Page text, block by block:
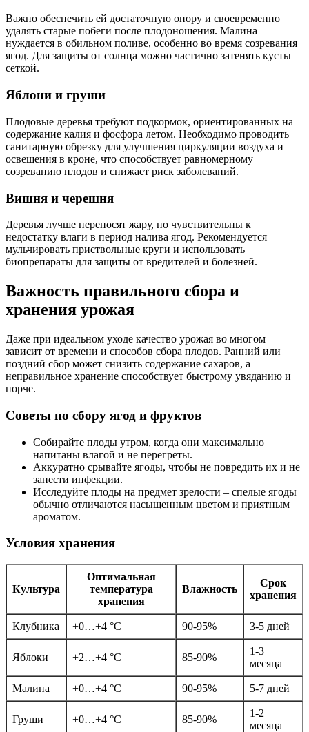
Важно обеспечить ей достаточную опору и своевременно
удалять старые побеги после плодоношения. Малина
нуждается в обильном поливе, особенно во время созревания
ягод. Для защиты от солнца можно частично затенять кусты
сеткой.
Яблони и груши
Плодовые деревья требуют подкормок, ориентированных на
содержание калия и фосфора летом. Необходимо проводить
санитарную обрезку для улучшения циркуляции воздуха и
освещения в кроне, что способствует равномерному
созреванию плодов и снижает риск заболеваний.
Вишня и черешня
Деревья лучше переносят жару, но чувствительны к
недостатку влаги в период налива ягод. Рекомендуется
мульчировать приствольные круги и использовать
биопрепараты для защиты от вредителей и болезней.
Важность правильного сбора и
хранения урожая
Даже при идеальном уходе качество урожая во многом
зависит от времени и способов сбора плодов. Ранний или
поздний сбор может снизить содержание сахаров, а
неправильное хранение способствует быстрому увяданию и
порче.
Советы по сбору ягод и фруктов
Собирайте плоды утром, когда они максимально
напитаны влагой и не перегреты.
Аккуратно срывайте ягоды, чтобы не повредить их и не
занести инфекции.
Исследуйте плоды на предмет зрелости – спелые ягоды
обычно отличаются насыщенным цветом и приятным
ароматом.
Условия хранения
Культура
Оптимальная
температура
хранения
Влажность
Срок
хранения
Клубника +0…+4 °C 90-95% 3-5 дней
Яблоки +2…+4 °C 85-90%
1-3
месяца
Малина +0…+4 °C 90-95% 5-7 дней
Груши +0…+4 °C 85-90%
1-2
месяца